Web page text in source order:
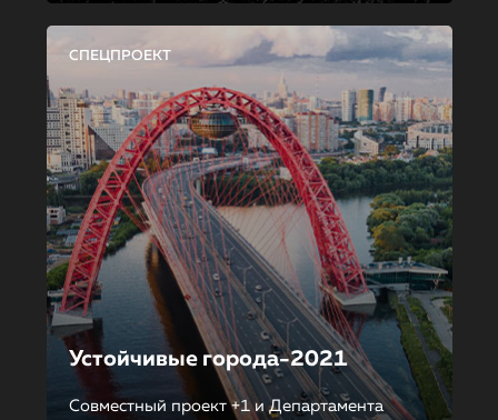
СПЕЦПРОЕКТ
Устойчивые города-2021
Совместный проект +1 и Департамента